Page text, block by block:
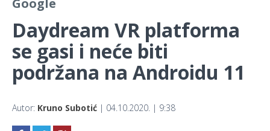
Google
Daydream VR platforma
se gasi i neće biti
podržana na Androidu 11
Autor: Kruno Subotić | 04.10.2020. | 9:38